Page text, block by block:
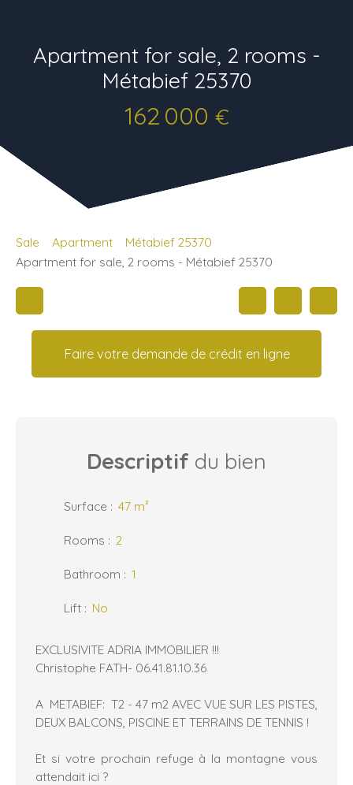
Apartment for sale, 2 rooms -
Métabief 25370
162 000 €
Sale Apartment
Métabief 25370
Apartment for sale, 2 rooms - Métabief 25370
Faire votre demande de crédit en ligne
Descriptif du bien
Surface : 47 m²
Rooms : 2
Bathroom : 1
Lift : No
EXCLUSIVITE ADRIA IMMOBILIER !!!
Christophe FATH- 06.41.81.10.36
A METABIEF: T2 - 47 m2 AVEC VUE SUR LES PISTES,
DEUX BALCONS, PISCINE ET TERRAINS DE TENNIS !
Et si votre prochain refuge à la montagne vous
attendait ici ?